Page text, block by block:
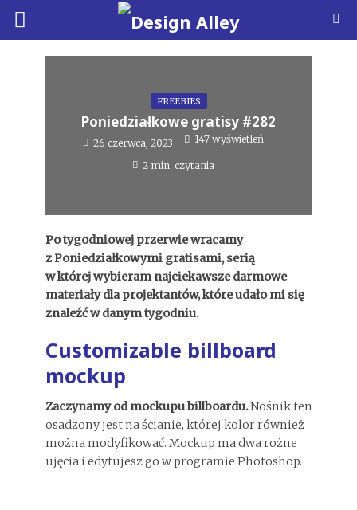
FREEBIES
Poniedziałkowe gratisy #282
26 czerwca, 2023 147 wyświetleń
2 min. czytania
Po tygodniowej przerwie wracamy
z Poniedziałkowymi gratisami, serią
w której wybieram najciekawsze darmowe
materiały dla projektantów, które udało mi się
znaleźć w danym tygodniu.
Customizable billboard
mockup
Zaczynamy od mockupu billboardu.Nośnik ten
osadzony jest na ścianie, której kolor również
można modyfikować. Mockup ma dwa rożne
ujęcia i edytujesz go w programie Photoshop.